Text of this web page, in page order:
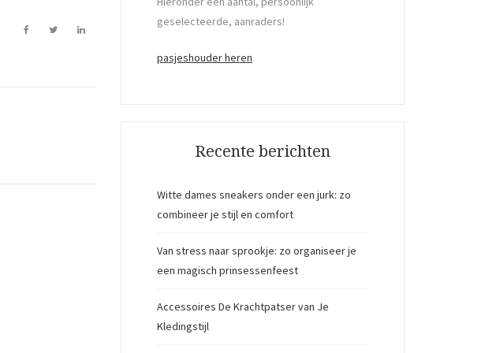
geselecteerde, aanraders!
pasjeshouder heren
Recente berichten
Witte dames sneakers onder een jurk: zo
combineer je stijl en comfort
Van stress naar sprookje: zo organiseer je
een magisch prinsessenfeest
Accessoires De Krachtpatser van Je
Kledingstijl